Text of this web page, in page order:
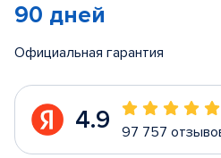
90 дней
Официальная гарантия
4.9 97 757